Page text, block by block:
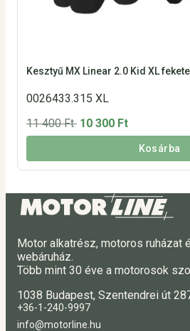
Kesztyű MX Linear 2.0 Kid XL fekete
0026433.315 XL
11 400 Ft 10 300 Ft
Kosárba
Motor alkatrész, motoros ruházat
webáruház.
Több mint 30 éve a motorosok
1038 Budapest, Szentendrei út
+36-1-240-9997
info@motorline.hu